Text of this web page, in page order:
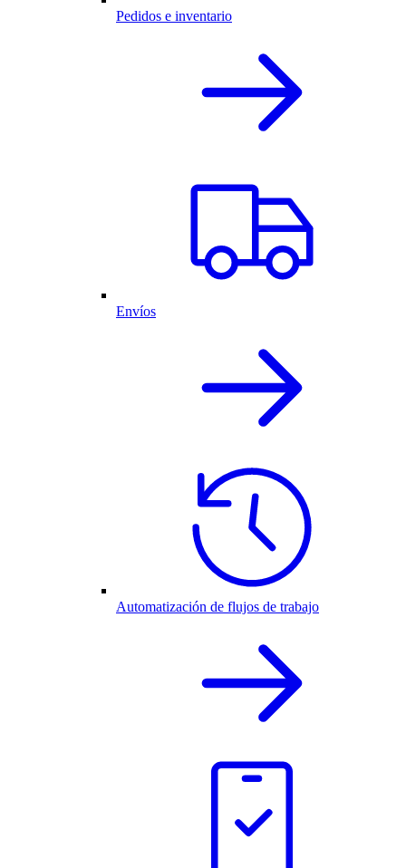
Pedidos e inventario
Envíos
Automatización de flujos de trabajo